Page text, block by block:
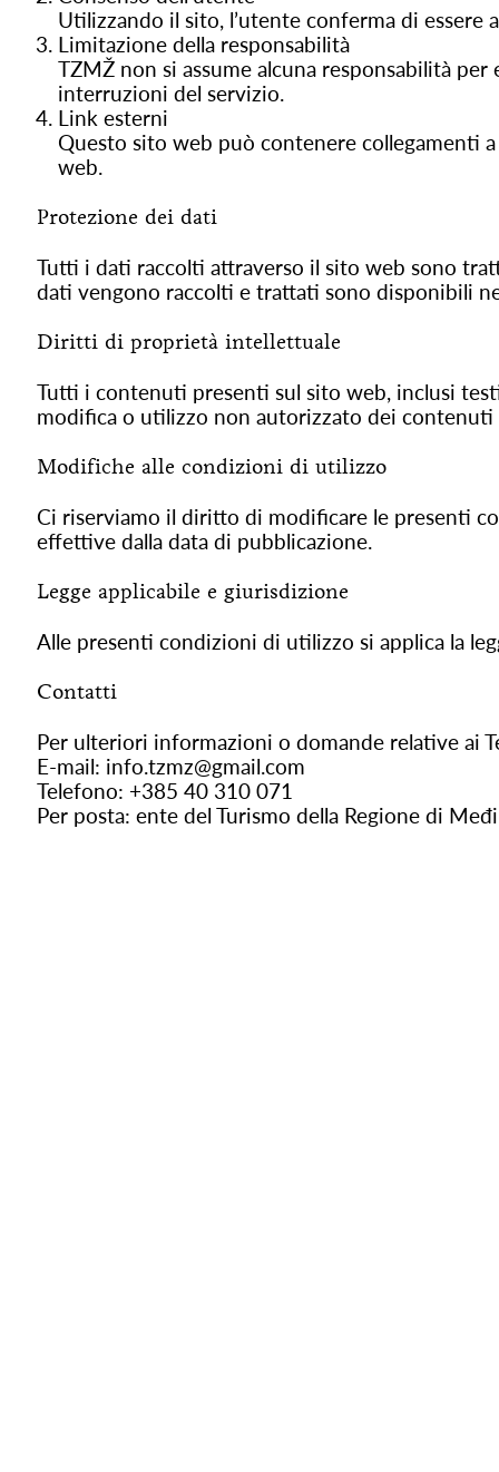
Utilizzando il sito, l’utente conferma di
Limitazione della responsabilità
TZMŽ non si assume alcuna responsabilità
interruzioni del servizio.
Link esterni
Questo sito web può contenere collegamenti
web.
Protezione dei dati
Tutti i dati raccolti attraverso il sito web sono
dati vengono raccolti e trattati sono disponibili
Diritti di proprietà intellettuale
Tutti i contenuti presenti sul sito web, inclusi
modifica o utilizzo non autorizzato dei
Modifiche alle condizioni di utilizzo
Ci riserviamo il diritto di modificare le presenti
effettive dalla data di pubblicazione.
Legge applicabile e giurisdizione
Alle presenti condizioni di utilizzo si applica la
Contatti
Per ulteriori informazioni o domande relative ai
E-mail: info.tzmz@gmail.com
Telefono: +385 40 310 071
Per posta: ente del Turismo della Regione di